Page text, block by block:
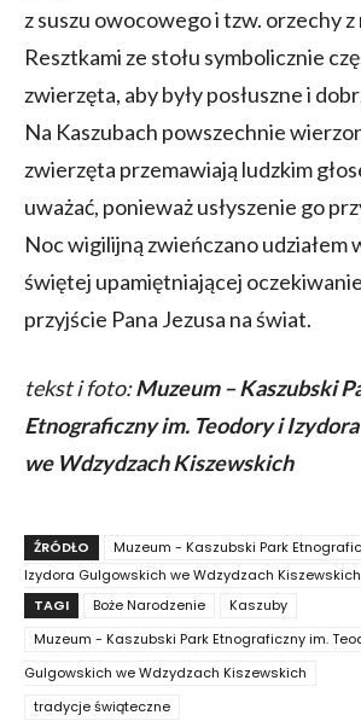
z suszu owocowego i tzw. orzechy
Resztkami ze stołu symbolicznie
zwierzęta, aby były posłuszne i
Na Kaszubach powszechnie
zwierzęta przemawiają ludzkim
uważać, ponieważ usłyszenie go
Noc wigilijną zwieńczano udziałem
świętej upamiętniającej
przyjście Pana Jezusa na świat.
tekst i foto:Muzeum – Kaszubski
Etnograficzny im. Teodory i
we Wdzydzach Kiszewskich
ŹRÓDŁO
Muzeum - Kaszubski Park
Izydora Gulgowskich we Wdzydzach Kiszewskich
TAGI
Boże Narodzenie
Kaszuby
Muzeum - Kaszubski Park Etnograficzny im.
Gulgowskich we Wdzydzach Kiszewskich
tradycje świąteczne